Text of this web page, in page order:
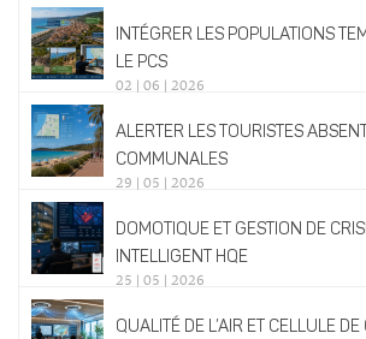
INTÉGRER LES POPULATIONS
LE PCS
02 | 06 | 2026
ALERTER LES TOURISTES
COMMUNALES
29 | 05 | 2026
DOMOTIQUE ET GESTION DE
INTELLIGENT HQE
25 | 05 | 2026
QUALITÉ DE L’AIR ET CELLULE